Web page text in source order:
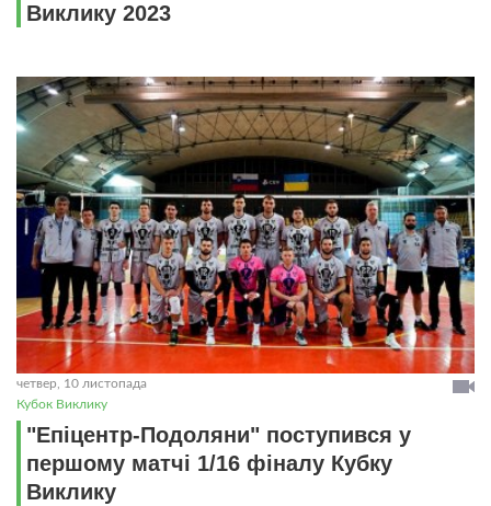
Виклику 2023
четвер, 10 листопада
Кубок Виклику
"Епіцентр-Подоляни" поступився у
першому матчі 1/16 фіналу Кубку
Виклику